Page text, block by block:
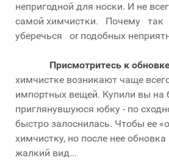
непригодной для носки. И не
самой химчистки. Почему
уберечься or подобных
Присмотритесь к
химчистке возникают чаще
импортных вещей. Купили вы на
приглянувшуюся юбку - по
быстро залоснилась. Чтобы ее
химчистку, но после нее
жалкий вид...